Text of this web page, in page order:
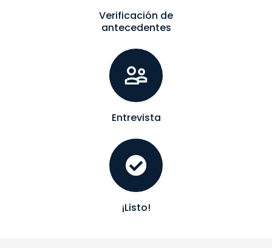
Verificación de
antecedentes
Entrevista
¡Listo!